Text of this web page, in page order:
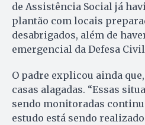
de Assistência Social já
plantão com locais
desabrigados, além de
emergencial da Defesa
O padre explicou ainda
casas alagadas. “Essas
sendo monitoradas
estudo está sendo